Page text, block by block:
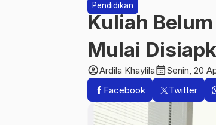
Pendidikan
Kuliah
Mulai
account_circleArdila Khaylilacalendar_monthSenin, 20
Facebook
Twitter